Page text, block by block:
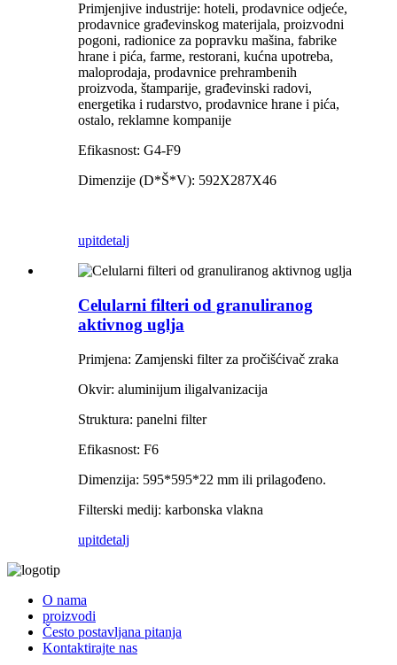
Primjenjive industrije: hoteli, prodavnice odjeće,
prodavnice građevinskog materijala, proizvodni
pogoni, radionice za popravku mašina, fabrike
hrane i pića, farme, restorani, kućna upotreba,
maloprodaja, prodavnice prehrambenih
proizvoda, štamparije, građevinski radovi,
energetika i rudarstvo, prodavnice hrane i pića,
ostalo, reklamne kompanije
Efikasnost: G4-F9
Dimenzije (D*Š*V): 592X287X46
upitdetalj
Celularni filteri od granuliranog
aktivnog uglja
Primjena: Zamjenski filter za pročišćivač zraka
Okvir: aluminijum iligalvanizacija
Struktura: panelni filter
Efikasnost: F6
Dimenzija: 595*595*22 mm ili prilagođeno.
Filterski medij: karbonska vlakna
upitdetalj
O nama
proizvodi
Često postavljana pitanja
Kontaktirajte nas